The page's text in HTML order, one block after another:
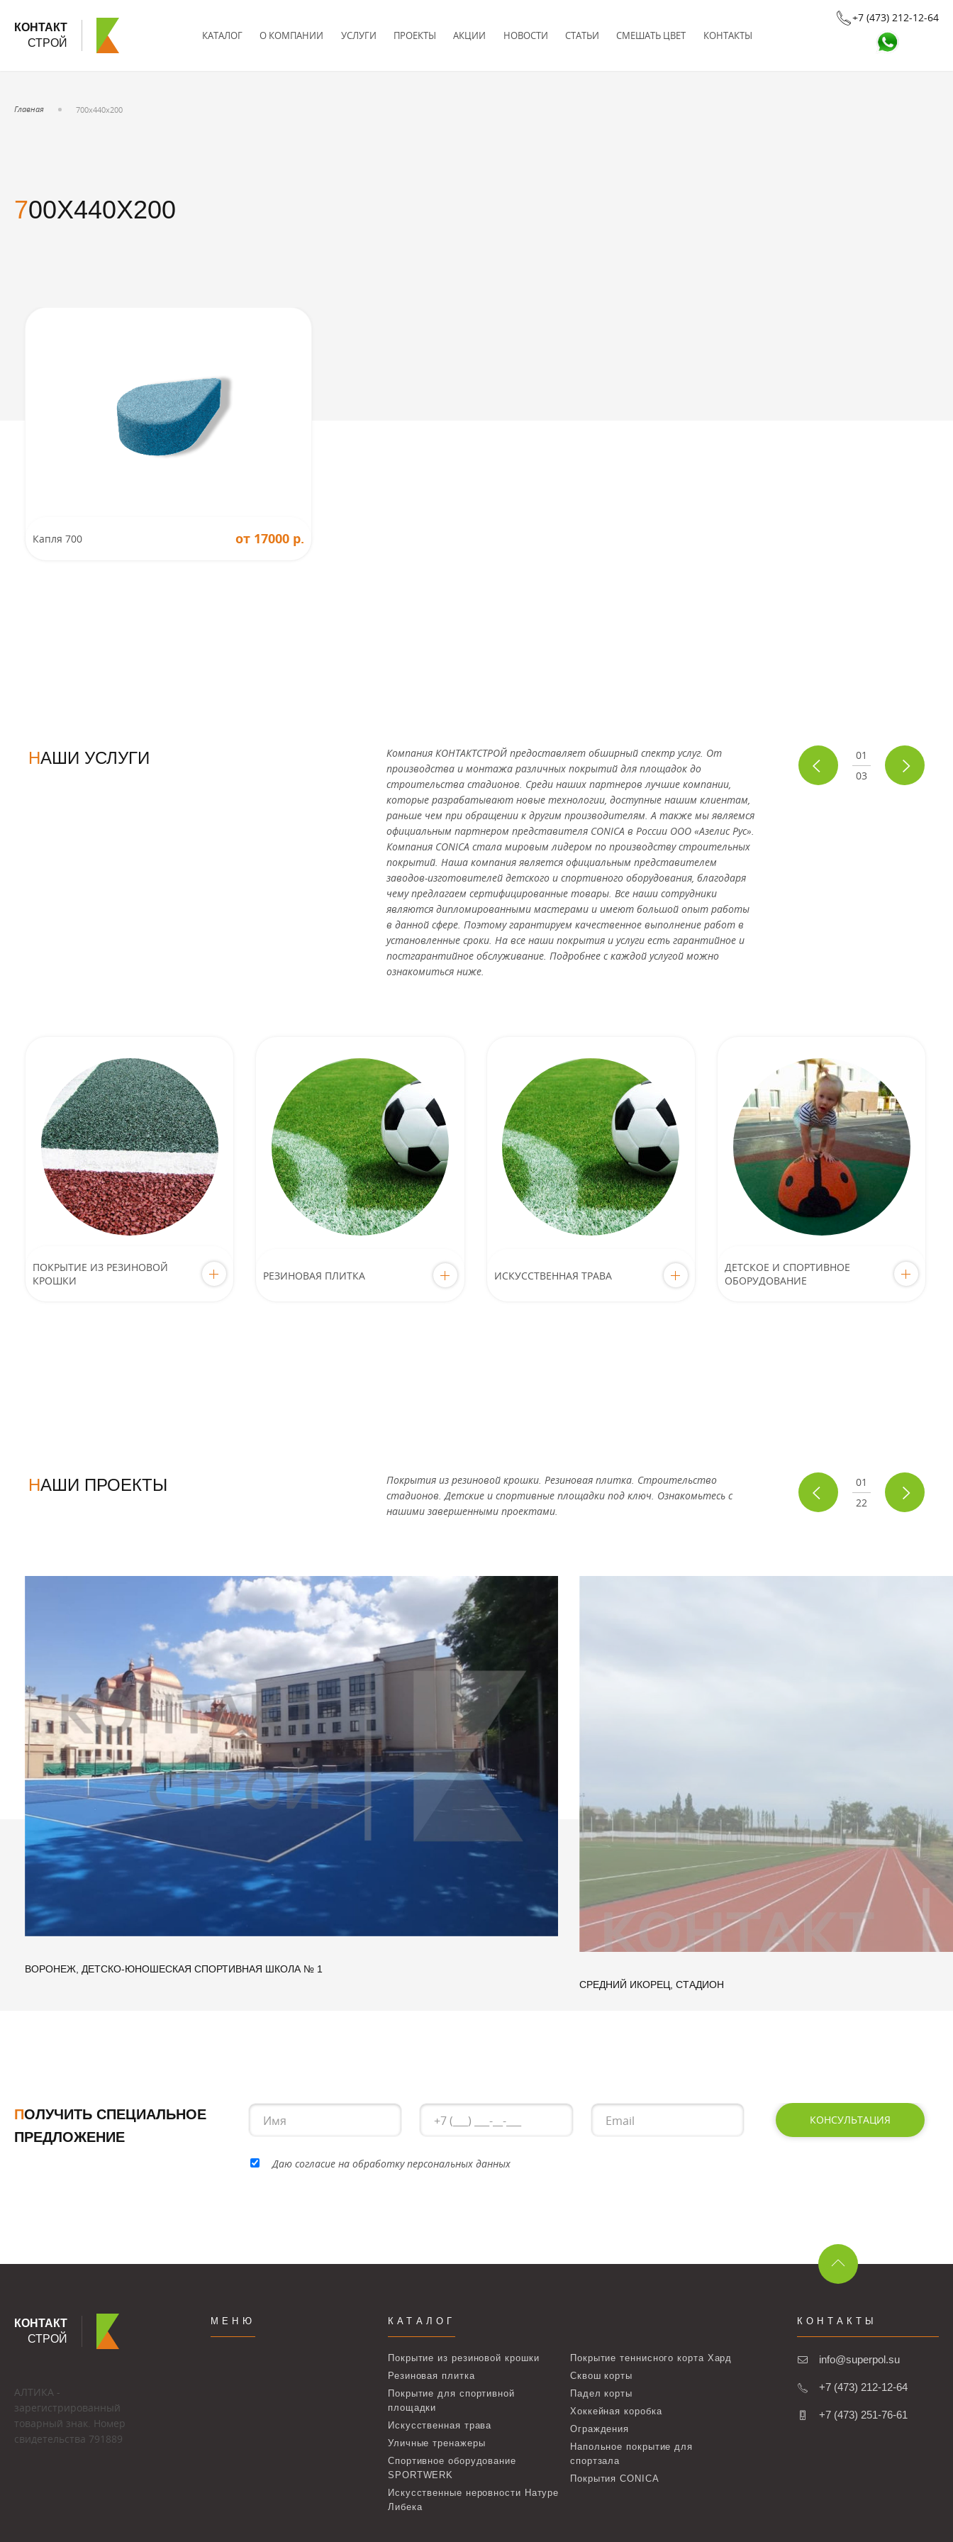
КОНТАКТ
СТРОЙ
КАТАЛОГ О КОМПАНИИ УСЛУГИ ПРОЕКТЫ АКЦИИ НОВОСТИ СТАТЬИ СМЕШАТЬ ЦВЕТ КОНТАКТЫ
+7 (473) 212-12-64
Главная 700х440х200
700Х440Х200
Капля 700 от 17000 р.
НАШИ УСЛУГИ
Компания КОНТАКТСТРОЙ предоставляет обширный спектр услуг. От
производства и монтажа различных покрытий для площадок до
строительства стадионов. Среди наших партнеров лучшие компании,
которые разрабатывают новые технологии, доступные нашим клиентам,
раньше чем при обращении к другим производителям. А также мы являемся
официальным партнером представителя CONICA в России ООО «Азелис Рус».
Компания CONICA стала мировым лидером по производству строительных
покрытий. Наша компания является официальным представителем
заводов-изготовителей детского и спортивного оборудования, благодаря
чему предлагаем сертифицированные товары. Все наши сотрудники
являются дипломированными мастерами и имеют большой опыт работы
в данной сфере. Поэтому гарантируем качественное выполнение работ в
установленные сроки. На все наши покрытия и услуги есть гарантийное и
постгарантийное обслуживание. Подробнее с каждой услугой можно
ознакомиться ниже.
01
03
ПОКРЫТИЕ ИЗ РЕЗИНОВОЙ
КРОШКИ
РЕЗИНОВАЯ ПЛИТКА ИСКУССТВЕННАЯ ТРАВА
ДЕТСКОЕ И СПОРТИВНОЕ
ОБОРУДОВАНИЕ
НАШИ ПРОЕКТЫ
Покрытия из резиновой крошки. Резиновая плитка. Строительство
стадионов. Детские и спортивные площадки под ключ. Ознакомьтесь с
нашими завершенными проектами.
01
22
ВОРОНЕЖ, ДЕТСКО-ЮНОШЕСКАЯ СПОРТИВНАЯ ШКОЛА № 1
СРЕДНИЙ ИКОРЕЦ, СТАДИОН
ПОЛУЧИТЬ СПЕЦИАЛЬНОЕ
ПРЕДЛОЖЕНИЕ
Даю согласие на обработку персональных данных
КОНТАКТ
СТРОЙ
АЛТИКА -
зарегистрированный
товарный знак. Номер
свидетельства 791889
МЕНЮ КАТАЛОГ
Покрытие из резиновой крошки
Резиновая плитка
Покрытие для спортивной
площадки
Искусственная трава
Уличные тренажеры
Спортивное оборудование
SPORTWERK
Искусственные неровности Натуре
Либека
Покрытие теннисного корта Хард
Сквош корты
Падел корты
Хоккейная коробка
Ограждения
Напольное покрытие для
спортзала
Покрытия CONICA
КОНТАКТЫ
info@superpol.su
+7 (473) 212-12-64
+7 (473) 251-76-61